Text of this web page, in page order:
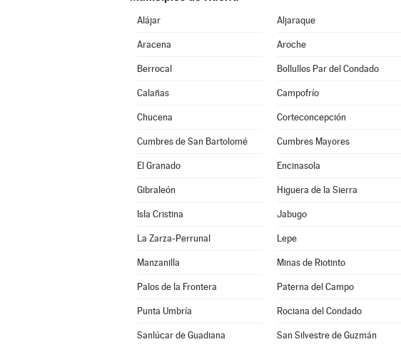
Alájar Aljaraque
Aracena Aroche
Berrocal Bollullos Par del Condado
Calañas Campofrío
Chucena Corteconcepción
Cumbres de San Bartolomé Cumbres Mayores
El Granado Encinasola
Gibraleón Higuera de la Sierra
Isla Cristina Jabugo
La Zarza-Perrunal Lepe
Manzanilla Minas de Riotinto
Palos de la Frontera Paterna del Campo
Punta Umbría Rociana del Condado
Sanlúcar de Guadiana San Silvestre de Guzmán